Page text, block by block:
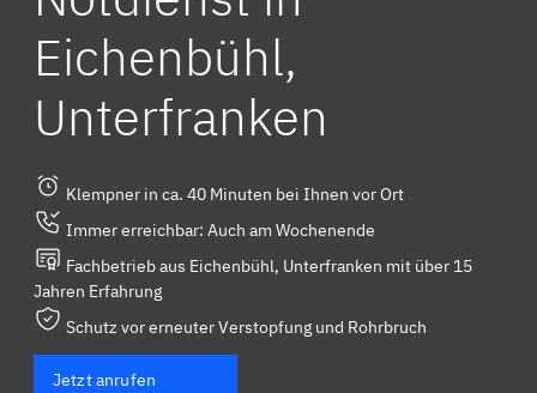
Eichenbühl,
Unterfranken
Klempner in ca. 40 Minuten bei Ihnen vor Ort
Immer erreichbar: Auch am Wochenende
Fachbetrieb aus Eichenbühl, Unterfranken mit über 15
Jahren Erfahrung
Schutz vor erneuter Verstopfung und Rohrbruch
Jetzt anrufen